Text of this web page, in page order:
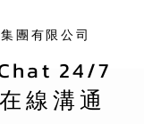
24/7
線溝通
團有限公司